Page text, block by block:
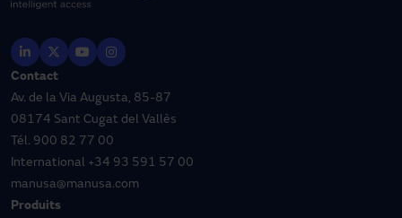
Contact
Av. de la Via Augusta, 85-87
08174 Sant Cugat del Vallès
Tél. 900 82 77 00
International +34 93 591 57 00
manusa@manusa.com
Produits